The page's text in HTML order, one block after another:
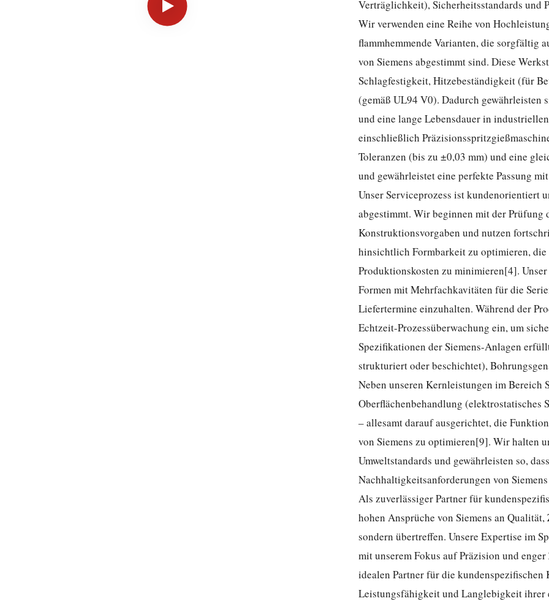
Verträglichkeit), Sicherheitsstandards und
Wir verwenden eine Reihe von
flammhemmende Varianten, die sorgfältig
von Siemens abgestimmt sind. Diese
Schlagfestigkeit, Hitzebeständigkeit (für
(gemäß UL94 V0). Dadurch gewährleisten
und eine lange Lebensdauer in
einschließlich
Toleranzen (bis zu ±0,03 mm) und eine
und gewährleistet eine perfekte Passung
Unser Serviceprozess ist kundenorientiert
abgestimmt. Wir beginnen mit der
Konstruktionsvorgaben und nutzen
hinsichtlich Formbarkeit zu optimieren,
Produktionskosten zu minimieren[4].
Formen mit Mehrfachkavitäten für die
Liefertermine einzuhalten. Während der
Echtzeit-Prozessüberwachung ein, um
Spezifikationen der Siemens-Anlagen
strukturiert oder beschichtet),
Neben unseren Kernleistungen im Bereich
Oberflächenbehandlung (elektrostatisches
– allesamt darauf ausgerichtet, die
von Siemens zu optimieren[9]. Wir halten
Umweltstandards und gewährleisten so,
Nachhaltigkeitsanforderungen von
Als zuverlässiger Partner für
hohen Ansprüche von Siemens an
sondern übertreffen. Unsere Expertise im
mit unserem Fokus auf Präzision und
idealen Partner für die kundenspezifischen
Leistungsfähigkeit und Langlebigkeit ihrer